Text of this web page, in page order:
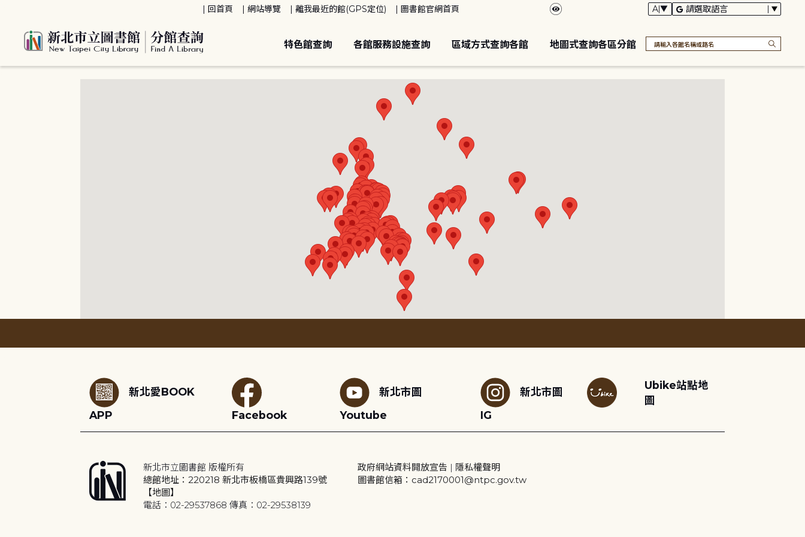
回首頁 網站導覽 離我最近的館(GPS定位) 圖書館官網首頁
特色館查詢 各館服務設施查詢 區域方式查詢各館 地圖式查詢各區分館
新北愛BOOK
APP
Facebook
新北市圖
Youtube
新北市圖
IG
Ubike站點地
圖
新北市立圖書館 版權所有
總館地址：220218 新北市板橋區貴興路139號
【地圖】
電話：02-29537868 傳真：02-29538139
政府網站資料開放宣告 | 隱私權聲明
圖書館信箱：cad2170001@ntpc.gov.tw